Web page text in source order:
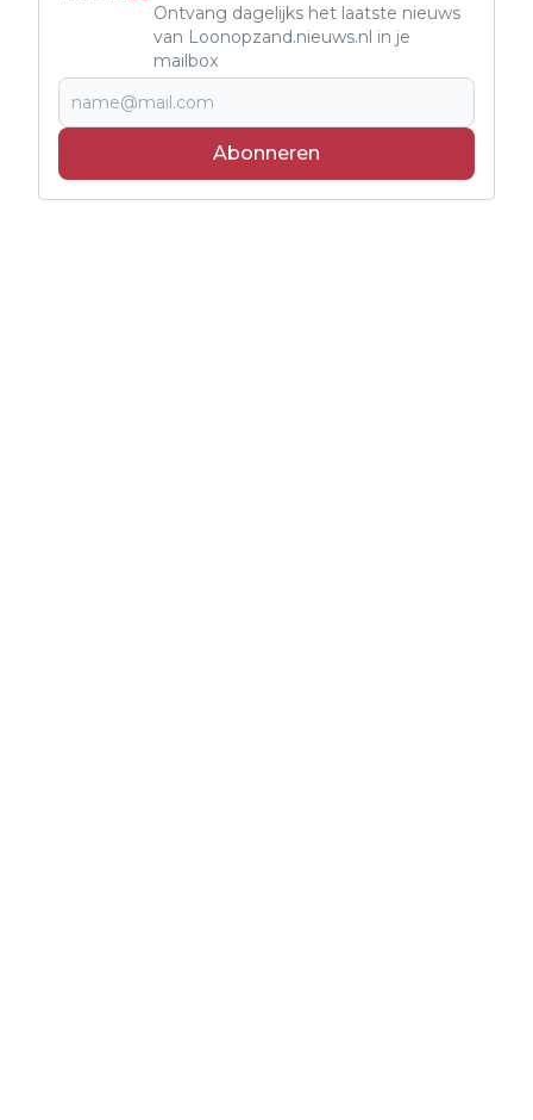
Ontvang dagelijks het laatste nieuws
van Loonopzand.nieuws.nl in je
mailbox
Abonneren